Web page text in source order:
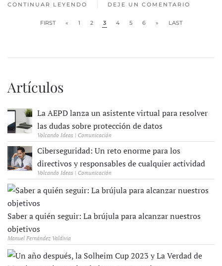
CONTINUAR LEYENDO DEJE UN COMENTARIO
FIRST « 1 2 3 4 5 6 » LAST
Artículos
La AEPD lanza un asistente virtual para resolver
las dudas sobre protección de datos
Volcando Ideas | Comunicación
Ciberseguridad: Un reto enorme para los
directivos y responsables de cualquier actividad
Volcando Ideas | Comunicación
Saber a quién seguir: La brújula para alcanzar nuestros
objetivos
Manuel Fernández Valdivia